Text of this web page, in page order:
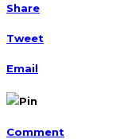
Share
Tweet
Email
Pin
Comment